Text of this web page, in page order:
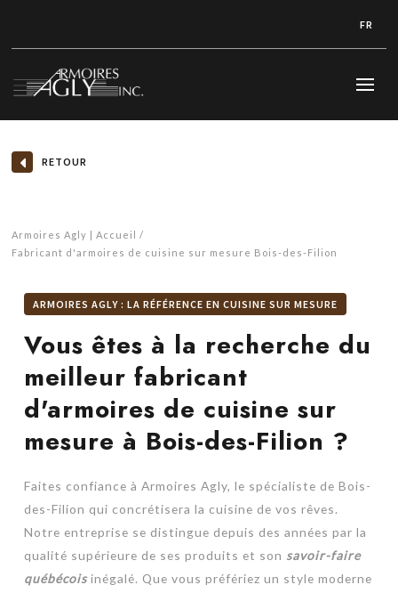
FR
RETOUR
Armoires Agly | Accueil
Fabricant d'armoires de cuisine sur mesure Bois-des-Filion
ARMOIRES AGLY : LA RÉFÉRENCE EN CUISINE SUR MESURE
Vous êtes à la recherche du
meilleur fabricant
d'armoires de cuisine sur
mesure à Bois-des-Filion ?
Faites confiance à Armoires Agly, le spécialiste de Bois-
des-Filion qui concrétisera la cuisine de vos rêves.
Notre entreprise se distingue depuis des années par la
qualité supérieure de ses produits et son savoir-faire
québécoisinégalé. Que vous préfériez un style moderne